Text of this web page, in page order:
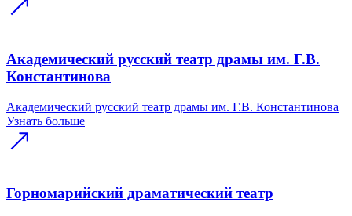
Академический русский театр драмы им. Г.В.
Константинова
Академический русский театр драмы им. Г.В. Константинова
Узнать больше
Горномарийский драматический театр